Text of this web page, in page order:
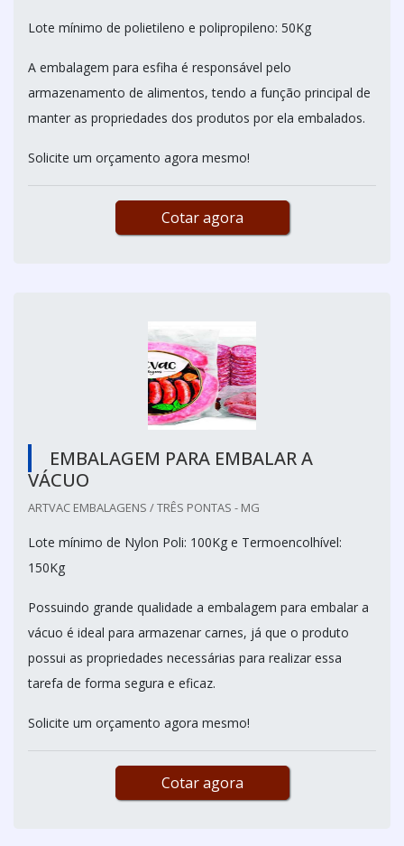
Lote mínimo de polietileno e polipropileno: 50Kg
A embalagem para esfiha é responsável pelo
armazenamento de alimentos, tendo a função principal de
manter as propriedades dos produtos por ela embalados.
Solicite um orçamento agora mesmo!
Cotar agora
EMBALAGEM PARA EMBALAR A
VÁCUO
ARTVAC EMBALAGENS / TRÊS PONTAS - MG
Lote mínimo de Nylon Poli: 100Kg e Termoencolhível:
150Kg
Possuindo grande qualidade a embalagem para embalar a
vácuo é ideal para armazenar carnes, já que o produto
possui as propriedades necessárias para realizar essa
tarefa de forma segura e eficaz.
Solicite um orçamento agora mesmo!
Cotar agora